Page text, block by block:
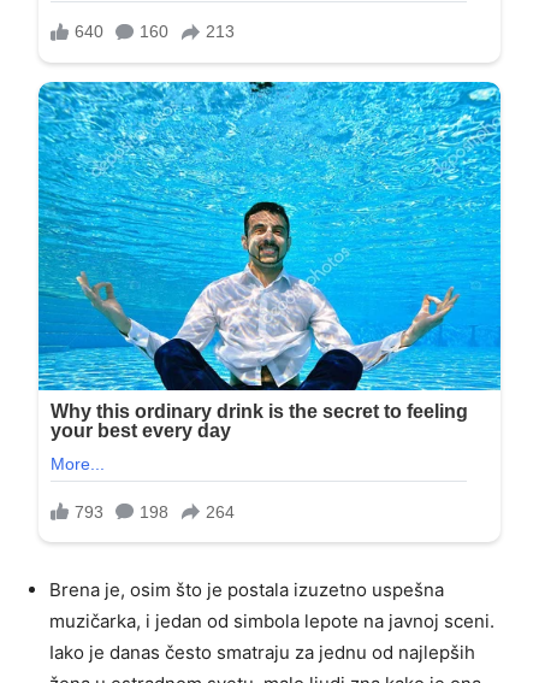
Brena je, osim što je postala izuzetno uspešna
muzičarka, i jedan od simbola lepote na javnoj sceni.
Iako je danas često smatraju za jednu od najlepših